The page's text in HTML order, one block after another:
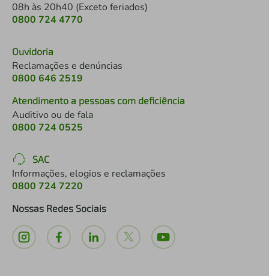
08h às 20h40 (Exceto feriados)
0800 724 4770
Ouvidoria
Reclamações e denúncias
0800 646 2519
Atendimento a pessoas com deficiência
Auditivo ou de fala
0800 724 0525
SAC
Informações, elogios e reclamações
0800 724 7220
Nossas Redes Sociais